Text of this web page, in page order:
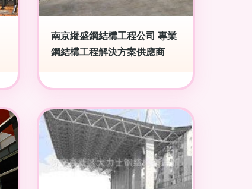
南京縱盛鋼結構工程公司 專業
鋼結構工程解決方案供應商